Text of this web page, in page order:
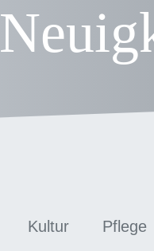
Kultur Pflege